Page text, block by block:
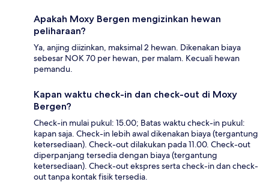
Apakah Moxy Bergen mengizinkan hewan
peliharaan?
Ya, anjing diizinkan, maksimal 2 hewan. Dikenakan biaya
sebesar NOK 70 per hewan, per malam. Kecuali hewan
pemandu.
Kapan waktu check-in dan check-out di Moxy
Bergen?
Check-in mulai pukul: 15.00; Batas waktu check-in pukul:
kapan saja. Check-in lebih awal dikenakan biaya (tergantung
ketersediaan). Check-out dilakukan pada 11.00. Check-out
diperpanjang tersedia dengan biaya (tergantung
ketersediaan). Check-out ekspres serta check-in dan check-
out tanpa kontak fisik tersedia.